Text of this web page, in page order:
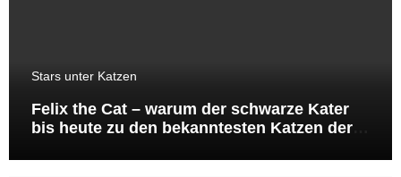
Stars unter Katzen
Felix the Cat – warum der schwarze Kater
bis heute zu den bekanntesten Katzen der